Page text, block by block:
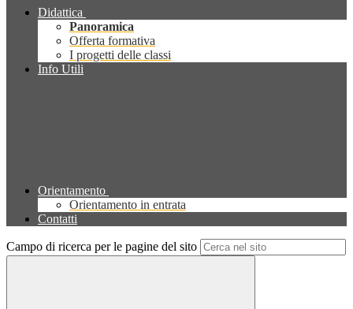
Didattica
Panoramica
Offerta formativa
I progetti delle classi
Info Utili
Orientamento
Orientamento in entrata
Contatti
Campo di ricerca per le pagine del sito